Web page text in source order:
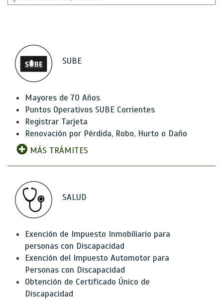
SUBE
Mayores de 70 Años
Puntos Operativos SUBE Corrientes
Registrar Tarjeta
Renovación por Pérdida, Robo, Hurto o Daño
MÁS TRÁMITES
SALUD
Exención de Impuesto Inmobiliario para
personas con Discapacidad
Exención del Impuesto Automotor para
Personas con Discapacidad
Obtención de Certificado Único de
Discapacidad